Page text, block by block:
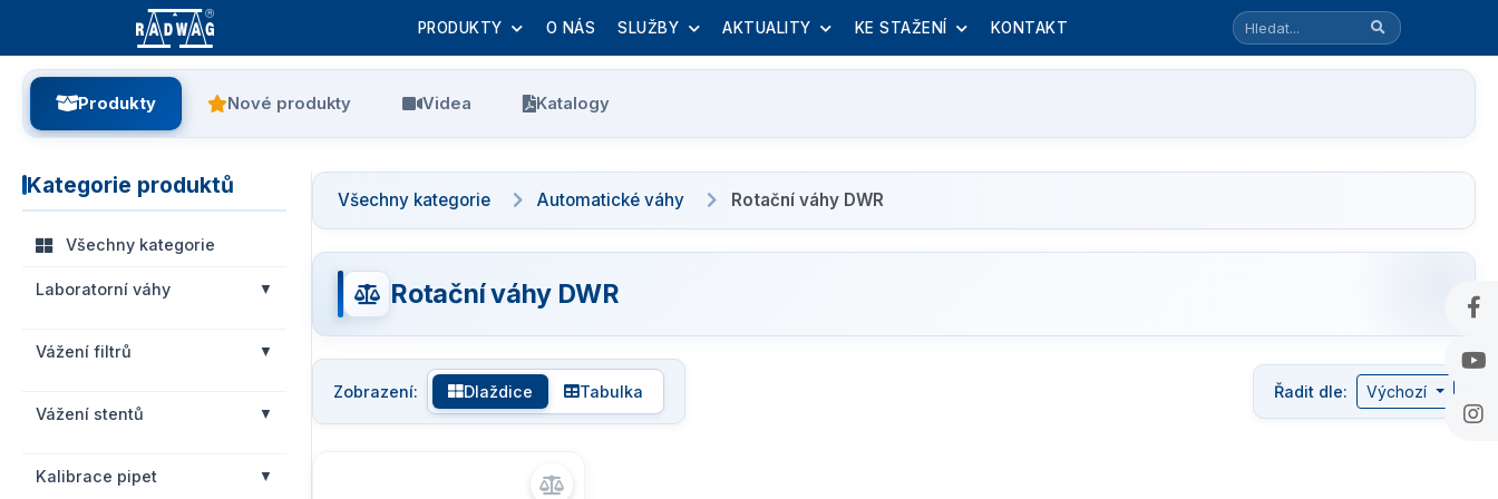
PRODUKTY O NÁS SLUŽBY AKTUALITY KE STAŽENÍ KONTAKT
Produkty Nové produkty Videa Katalogy
Kategorie produktů
Všechny kategorie
Laboratorní váhy
Vážení filtrů
Vážení stentů
Kalibrace pipet
Všechny kategorie Automatické váhy Rotační váhy DWR
Rotační váhy DWR
Zobrazení: Dlaždice Tabulka Řadit dle: Výchozí